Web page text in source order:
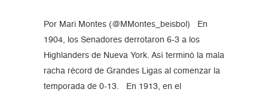
Por Mari Montes (@MMontes_beisbol) En
1904, los Senadores derrotaron 6-3 a los
Highlanders de Nueva York. Así terminó la mala
racha récord de Grandes Ligas al comenzar la
temporada de 0-13. En 1913, en el